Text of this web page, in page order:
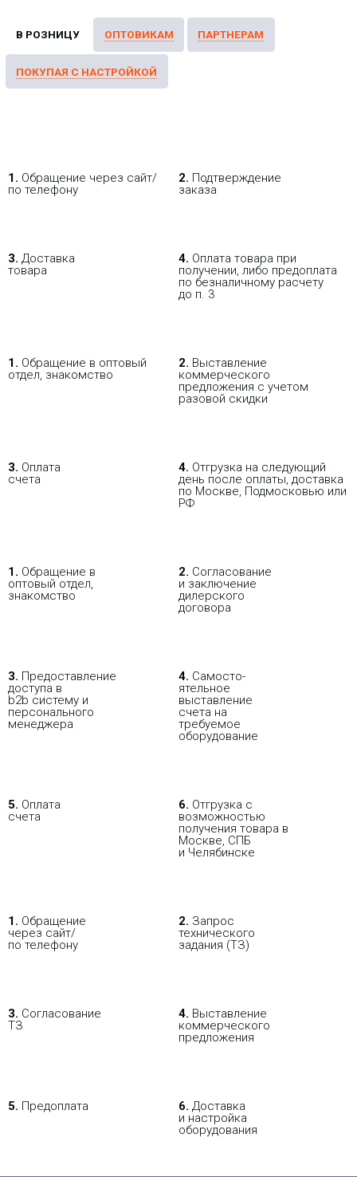
В РОЗНИЦУ ОПТОВИКАМ ПАРТНЕРАМ
1. Обращение через сайт/
по телефону
2. Подтверждение
заказа
3. Доставка
товара
4. Оплата товара при
получении, либо предоплата
по безналичному расчету
до п. 3
1. Обращение в оптовый
отдел, знакомство
2. Выставление
коммерческого
предложения с учетом
разовой скидки
3. Оплата
счета
4. Отгрузка на следующий
день после оплаты, доставка
по Москве, Подмосковью или
РФ
1. Обращение в
оптовый отдел,
знакомство
2. Согласование
и заключение
дилерского
договора
3. Пре­до­ста­вле­ние
доступа в
b2b систему и
персо­нального
мене­джера
4. Само­сто­-
ятель­ное
выставление
счета на
требуемое
оборудование
5. Оплата
счета
6. Отгрузка с
возможностью
получения товара в
Москве, СПБ
и Челябинске
1. Обращение
через сайт/
по телефону
2. Запрос
технического
задания (ТЗ)
3. Согласование
ТЗ
4. Выставление
коммерческого
предложения
5. Предоплата 6. Доставка
и настройка
оборудования